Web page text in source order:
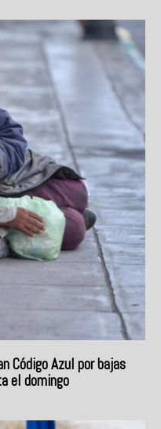
Código Azul por bajas
el domingo